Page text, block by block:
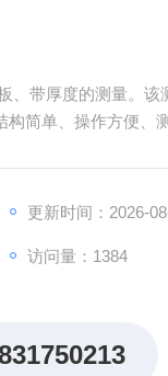
带厚度的测量。该
简单、操作方便、
更新时间：2026-
访问量：1384